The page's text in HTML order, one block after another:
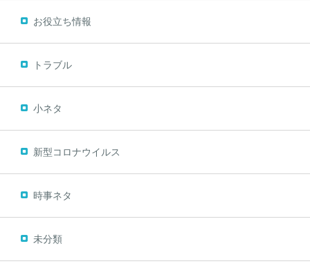
お役立ち情報
トラブル
小ネタ
新型コロナウイルス
時事ネタ
未分類